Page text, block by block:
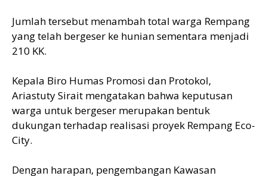
Jumlah tersebut menambah total warga Rempang
yang telah bergeser ke hunian sementara menjadi
210 KK.
Kepala Biro Humas Promosi dan Protokol,
Ariastuty Sirait mengatakan bahwa keputusan
warga untuk bergeser merupakan bentuk
dukungan terhadap realisasi proyek Rempang Eco-
City.
Dengan harapan, pengembangan Kawasan